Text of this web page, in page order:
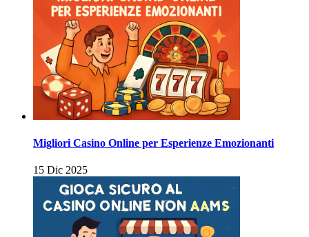
Migliori Casino Online per Esperienze Emozionanti
15 Dic 2025